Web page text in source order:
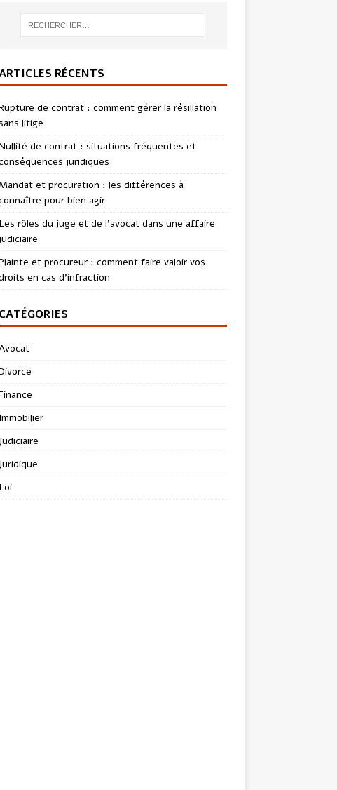
RÉCENTS
de contrat : comment gérer la résiliation
litige
de contrat : situations fréquentes et
juridiques
et procuration : les différences à
pour bien agir
Les rôles du juge et de l’avocat dans une affaire
judiciaire
et procureur : comment faire valoir vos
en cas d’infraction
CATÉGORIES
Immobilier
Judiciaire
Juridique
Loi